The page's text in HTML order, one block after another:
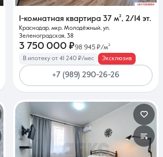
8 (861)
Ежедневно с
1-комнатная квартира 37 м², 2/14 эт.
Краснодар, мкр. Молодёжный, ул.
Зеленоградская, 38
3 750 000 ₽98 945 ₽/м²
В ипотеку от 41 240 ₽/мес Эксклюзив
+7 (989) 290-26-26